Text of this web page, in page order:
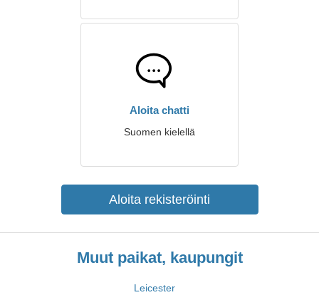
Aloita chatti
Suomen kielellä
Aloita rekisteröinti
Muut paikat, kaupungit
Leicester